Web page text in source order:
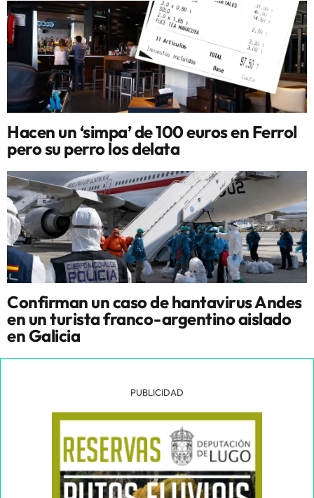
Hacen un ‘simpa’ de 100 euros en Ferrol
pero su perro los delata
Confirman un caso de hantavirus Andes
en un turista franco-argentino aislado
en Galicia
PUBLICIDAD